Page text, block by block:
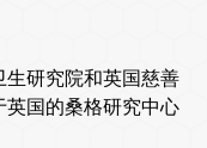
生研究院和英国慈善
国的桑格研究中心